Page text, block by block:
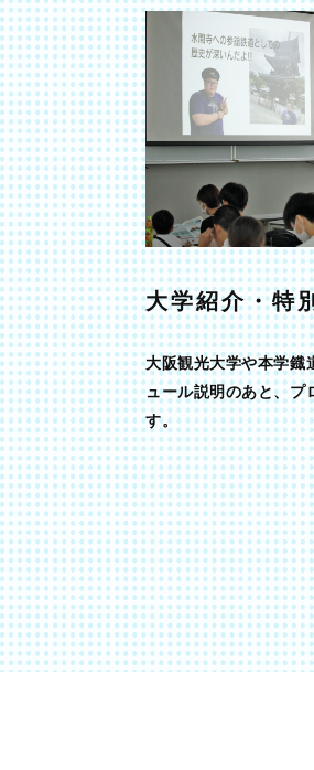
大学紹介・特
大阪観光大学や本学鐡
ュール説明のあと、プ
す。